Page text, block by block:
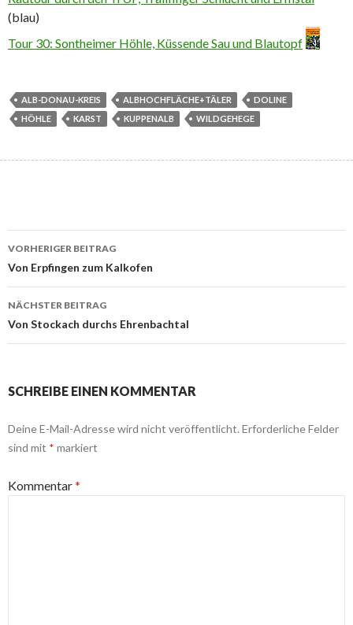
(blau)
Tour 30: Sontheimer Höhle, Küssende Sau und Blautopf
ALB-DONAU-KREIS ALBHOCHFLÄCHE+TÄLER
DOLINE
HÖHLE
KARST KUPPENALB WILDGEHEGE
Beitrags-
Navigation
VORHERIGER BEITRAG
Von Erpfingen zum Kalkofen
NÄCHSTER BEITRAG
Von Stockach durchs Ehrenbachtal
SCHREIBE EINEN KOMMENTAR
Deine E-Mail-Adresse wird nicht veröffentlicht. Erforderliche Felder
sind mit * markiert
Kommentar*